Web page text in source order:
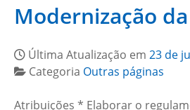
Modernização
Última Atualização em 23 de
Categoria Outras páginas
Atribuições * Elaborar o